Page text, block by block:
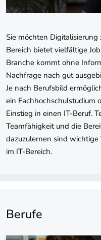
Sie möchten
Bereich bietet vielfältige
Branche kommt ohne
Nachfrage nach gut
Je nach Berufsbild
ein Fachhochschulstudium
Einstieg in einen IT-Beruf.
Teamfähigkeit und die
dazuzulernen sind
im IT-Bereich.
Berufe